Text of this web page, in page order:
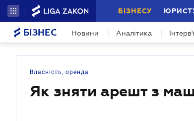
БІЗНЕСУ
БІЗНЕС Новини Аналітика
Власність, оренда
Як зняти арешт з